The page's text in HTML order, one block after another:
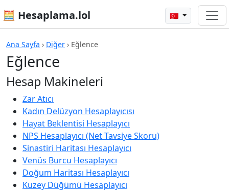
🧮 Hesaplama.lol 🇹🇷
Ana Sayfa › Diğer › Eğlence
Eğlence
Hesap Makineleri
Zar Atıcı
Kadın Delüzyon Hesaplayıcısı
Hayat Beklentisi Hesaplayıcı
NPS Hesaplayıcı (Net Tavsiye Skoru)
Sinastiri Haritası Hesaplayıcı
Venüs Burcu Hesaplayıcı
Doğum Haritası Hesaplayıcı
Kuzey Düğümü Hesaplayıcı